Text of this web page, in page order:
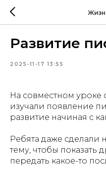
Развитие
2025-11-17 13:55
На совместном уроке
изучали появление
развитие начиная с
Ребята даже сделали
тему, чтобы показать
передать какое-то